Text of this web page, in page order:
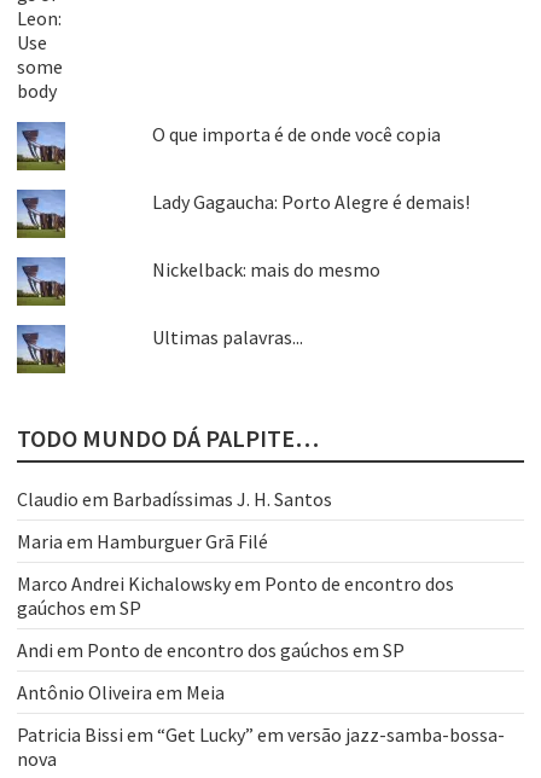
O que importa é de onde você copia
Lady Gagaucha: Porto Alegre é demais!
Nickelback: mais do mesmo
Ultimas palavras...
TODO MUNDO DÁ PALPITE…
Claudio em Barbadíssimas J. H. Santos
Maria em Hamburguer Grã Filé
Marco Andrei Kichalowskyem Ponto de encontro dos
gaúchos em SP
Andi em Ponto de encontro dos gaúchos em SP
Antônio Oliveira em Meia
Patricia Bissi em “Get Lucky” em versão jazz-samba-bossa-
nova